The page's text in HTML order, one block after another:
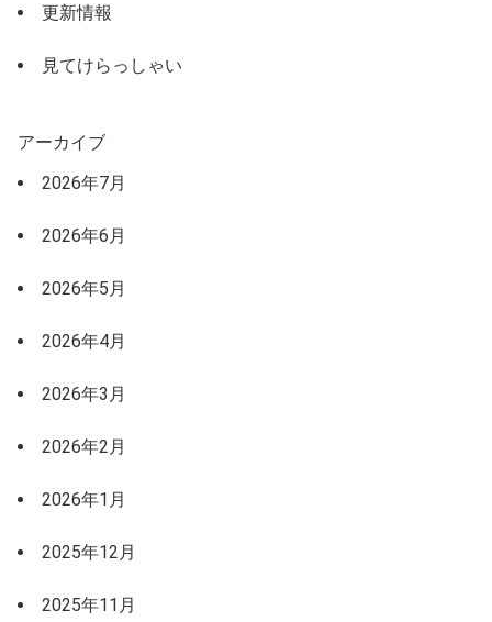
更新情報
見てけらっしゃい
アーカイブ
2026年7月
2026年6月
2026年5月
2026年4月
2026年3月
2026年2月
2026年1月
2025年12月
2025年11月